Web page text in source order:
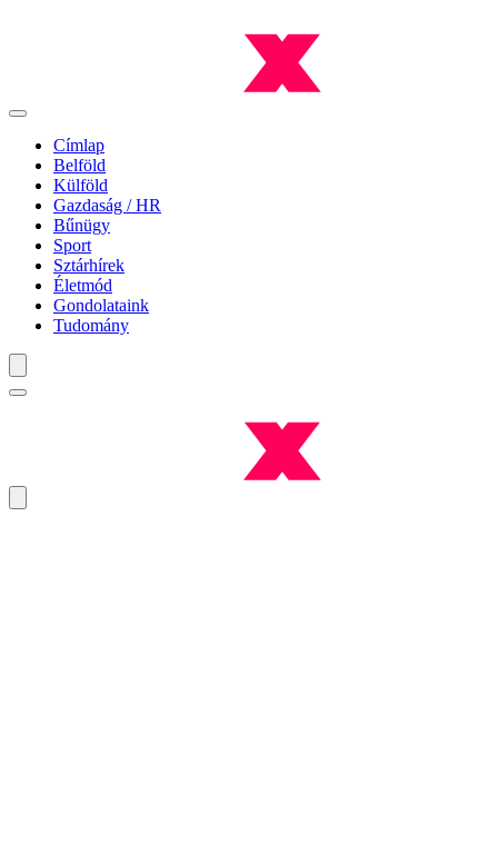
Címlap
Belföld
Külföld
Gazdaság / HR
Bűnügy
Sport
Sztárhírek
Életmód
Gondolataink
Tudomány